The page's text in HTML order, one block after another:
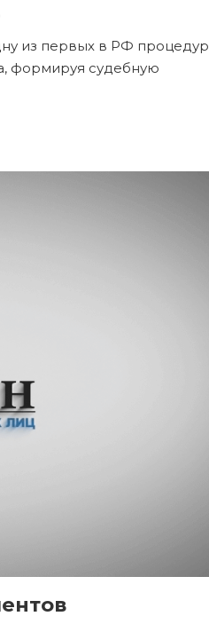
из первых в РФ процедур
формируя судебную